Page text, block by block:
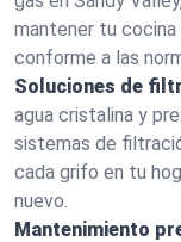
mantener tu
conforme a las
Soluciones de
agua cristalina y
sistemas de
cada grifo en tu
nuevo.
Mantenimiento